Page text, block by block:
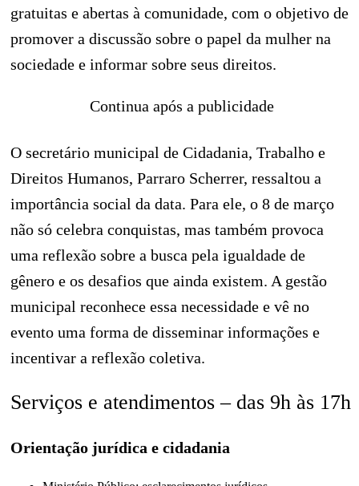
gratuitas e abertas à comunidade, com o objetivo de
promover a discussão sobre o papel da mulher na
sociedade e informar sobre seus direitos.
Continua após a publicidade
O secretário municipal de Cidadania, Trabalho e
Direitos Humanos, Parraro Scherrer, ressaltou a
importância social da data. Para ele, o 8 de março
não só celebra conquistas, mas também provoca
uma reflexão sobre a busca pela igualdade de
gênero e os desafios que ainda existem. A gestão
municipal reconhece essa necessidade e vê no
evento uma forma de disseminar informações e
incentivar a reflexão coletiva.
Serviços e atendimentos – das 9h às 17h
Orientação jurídica e cidadania